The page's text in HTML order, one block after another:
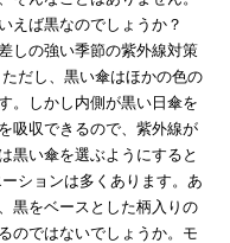
えば黒なのでしょうか？
しの強い季節の紫外線対策
だし、黒い傘はほかの色の
。しかし内側が黒い日傘を
吸収できるので、紫外線が
黒い傘を選ぶようにすると
ションは多くあります。あ
黒をベースとした柄入りの
のではないでしょうか。モ